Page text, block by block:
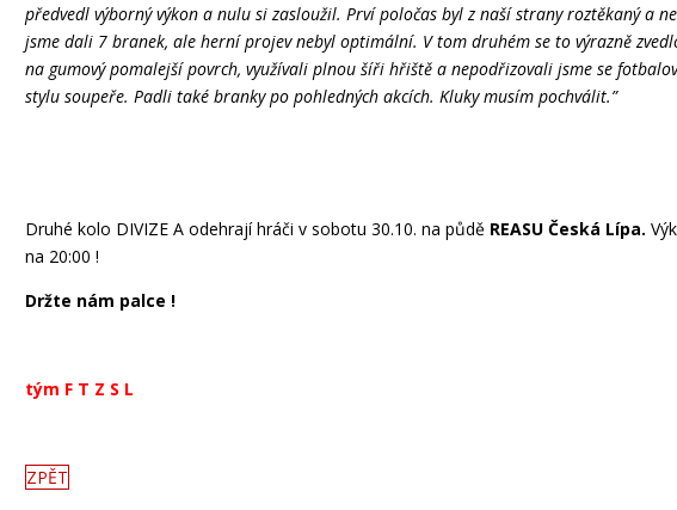
předvedl výborný výkon a nulu si zasloužil. Prví poločas byl z naší strany roztěkaný a
jsme dali 7 branek, ale herní projev nebyl optimální. V tom druhém se to výrazně
na gumový pomalejší povrch, využívali plnou šíři hřiště a nepodřizovali jsme se
stylu soupeře. Padli také branky po pohledných akcích. Kluky musím pochválit.”
Druhé kolo DIVIZE A odehrají hráči v sobotu 30.10. na půdě REASU Česká Lípa.
na 20:00 !
Držte nám palce !
tým F T Z S L
ZPĚT